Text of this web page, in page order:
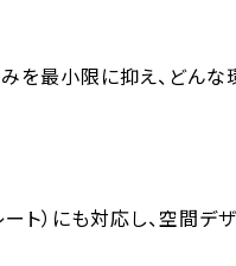
を最小限に抑え、どん
ト）にも対応し、空間デ